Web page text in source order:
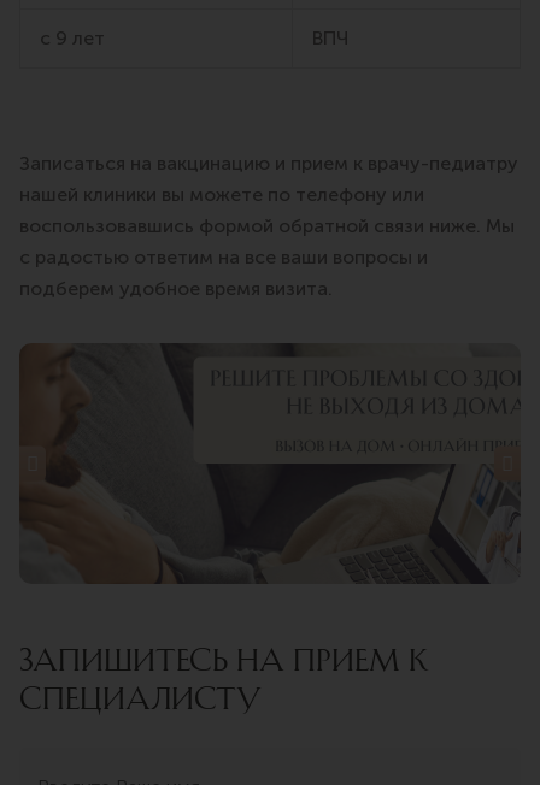
с 9 лет ВПЧ
Записаться на вакцинацию и прием к врачу-педиатру
нашей клиники вы можете по телефону или
воспользовавшись формой обратной связи ниже. Мы
с радостью ответим на все ваши вопросы и
подберем удобное время визита.
ЗАПИШИТЕСЬ НА ПРИЕМ К
СПЕЦИАЛИСТУ